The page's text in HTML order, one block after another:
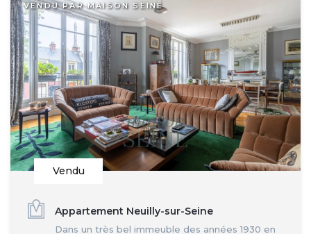
VENDU PAR MAISON SEINE
Vendu
Appartement Neuilly-sur-Seine
Dans un très bel immeuble des années 1930 en